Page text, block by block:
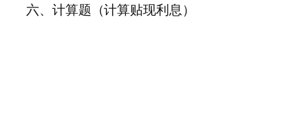
六、计算题（计算贴现利息）